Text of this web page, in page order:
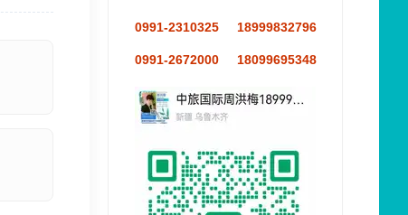
0991-2310325 18999832796
0991-2672000 18099695348